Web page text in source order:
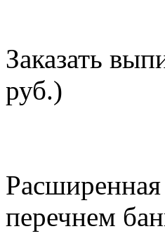
Заказать
руб.)
перечнем